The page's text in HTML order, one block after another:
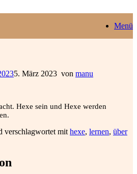
Menü
5. März 2023 von manu
Hexe sein und Hexe werden
verschlagwortet mit hexe, lernen, über